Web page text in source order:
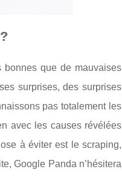
que de mauvaises
surprises, des surprises
pas totalement les
avec les causes révélées
à éviter est le scraping,
Google Panda n’hésitera